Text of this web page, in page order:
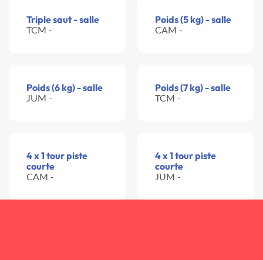
Triple saut - salle
TCM -
Poids (5 kg) - salle
CAM -
Poids (6 kg) - salle
JUM -
Poids (7 kg) - salle
TCM -
4 x 1 tour piste
courte
CAM -
4 x 1 tour piste
courte
JUM -